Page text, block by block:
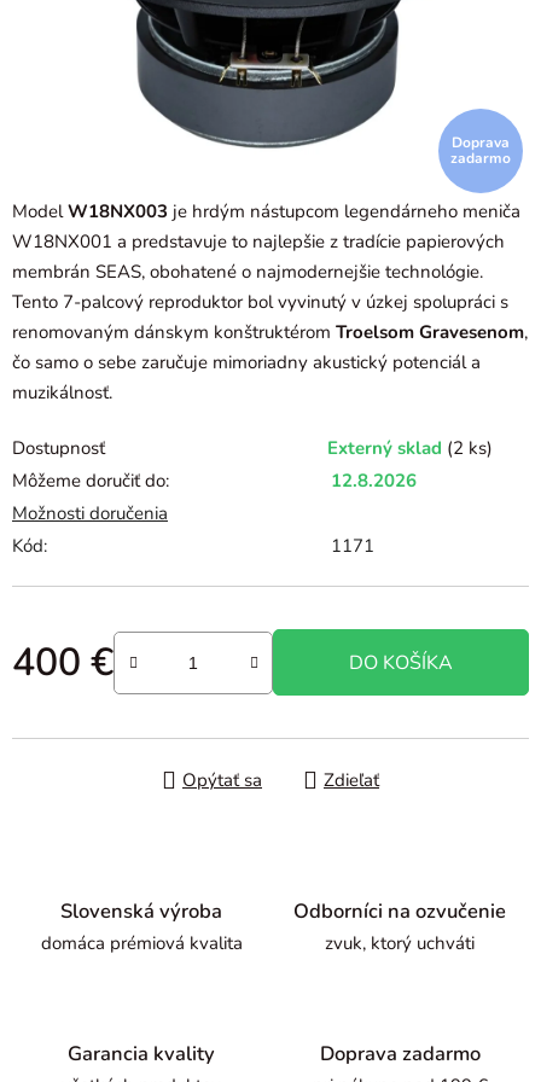
ModelW18NX003 je hrdým nástupcom legendárneho meniča
W18NX001 a predstavuje to najlepšie z tradície papierových
membrán SEAS, obohatené o najmodernejšie technológie.
Tento 7-palcový reproduktor bol vyvinutý v úzkej spolupráci s
renomovaným dánskym konštruktérom Troelsom Gravesenom,
čo samo o sebe zaručuje mimoriadny akustický potenciál a
muzikálnosť.
Dostupnosť Externý sklad (2 ks)
Môžeme doručiť do:
12.8.2026
Možnosti doručenia
Kód:
1171
400 €
Jednotková cena:
DO KOŠÍKA
Opýtať sa Zdieľať
Slovenská výroba
domáca prémiová kvalita
Odborníci na ozvučenie
zvuk, ktorý uchváti
Garancia kvality Doprava zadarmo
Doprava
zadarmo